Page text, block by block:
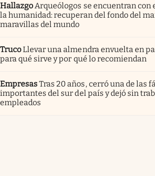
Hallazgo Arqueólogos se encuentran con
la humanidad: recuperan del fondo del
maravillas del mundo
TrucoLlevar una almendra envuelta en
para qué sirve y por qué lo recomiendan
EmpresasTras 20 años, cerró una de las
importantes del sur del país y dejó sin
empleados